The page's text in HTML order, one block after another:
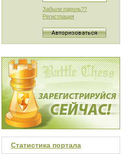
Забыли пароль??
Регистрация
Статистика портала